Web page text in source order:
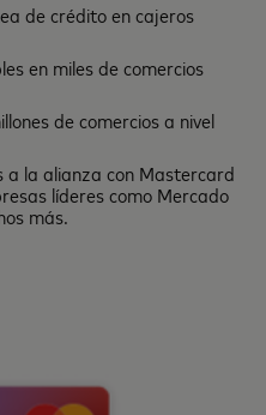
de crédito en cajeros
en miles de comercios
de comercios a nivel
a la alianza con Mastercard
líderes como Mercado
más.